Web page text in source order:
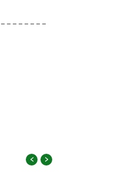
‹ ›